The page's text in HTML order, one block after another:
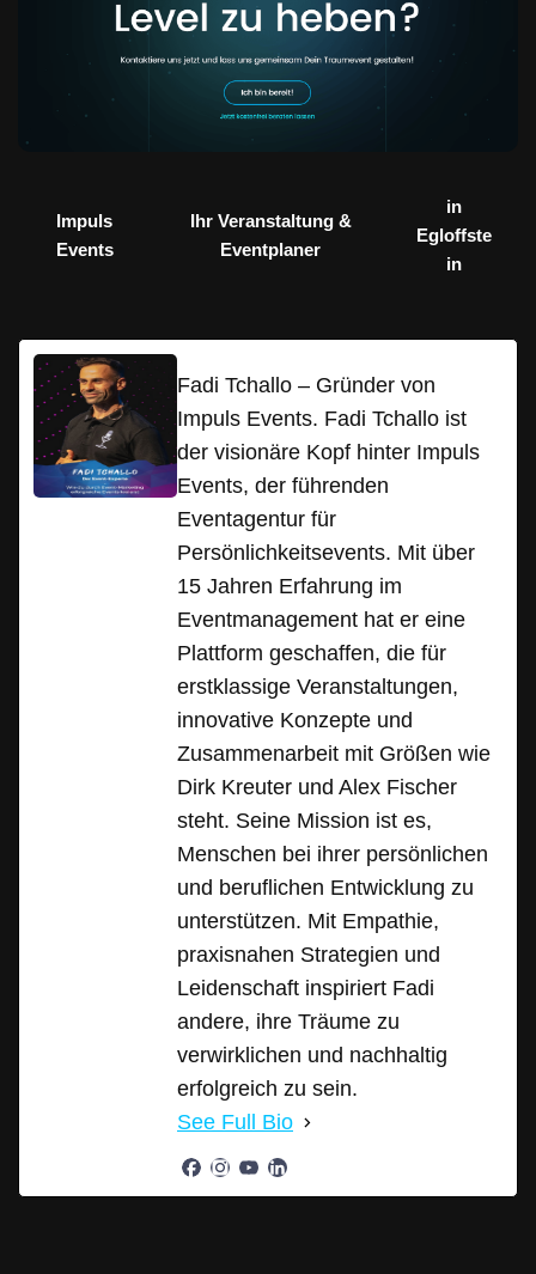
Impuls
Events
Ihr Veranstaltung &
Eventplaner
in
Egloffste
in
Fadi Tchallo – Gründer von
Impuls Events. Fadi Tchallo ist
der visionäre Kopf hinter Impuls
Events, der führenden
Eventagentur für
Persönlichkeitsevents. Mit über
15 Jahren Erfahrung im
Eventmanagement hat er eine
Plattform geschaffen, die für
erstklassige Veranstaltungen,
innovative Konzepte und
Zusammenarbeit mit Größen wie
Dirk Kreuter und Alex Fischer
steht. Seine Mission ist es,
Menschen bei ihrer persönlichen
und beruflichen Entwicklung zu
unterstützen. Mit Empathie,
praxisnahen Strategien und
Leidenschaft inspiriert Fadi
andere, ihre Träume zu
verwirklichen und nachhaltig
erfolgreich zu sein.
See Full Bio